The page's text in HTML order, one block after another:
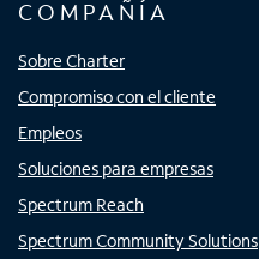
COMPAÑÍA
Sobre Charter
Compromiso con el cliente
Empleos
Soluciones para empresas
Spectrum Reach
Spectrum Community Solutions